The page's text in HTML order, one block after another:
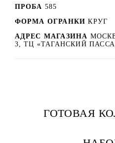
ПРОБА 585
ФОРМА ОГРАНКИ КРУГ
АДРЕС МАГАЗИНА
3, ТЦ «ТАГАНСКИЙ
ГОТОВАЯ